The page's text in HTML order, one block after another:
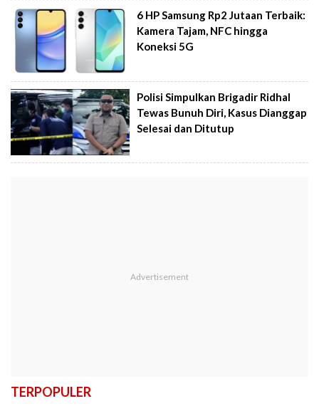
6 HP Samsung Rp2 Jutaan Terbaik:
Kamera Tajam, NFC hingga
Koneksi 5G
Polisi Simpulkan Brigadir Ridhal
Tewas Bunuh Diri, Kasus Dianggap
Selesai dan Ditutup
TERPOPULER